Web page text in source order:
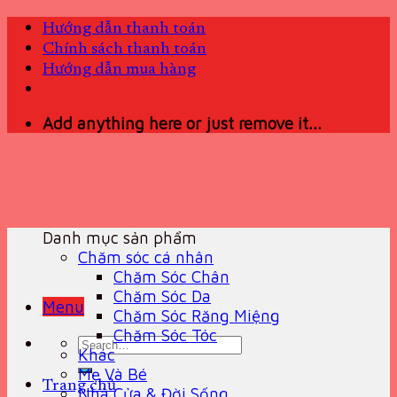
Skip
content
Hướng dẫn thanh toán
Chính sách thanh toán
Hướng dẫn mua hàng
Add anything here or just remove it...
Menu
Search
for:
Trang chủ
Danh mục sản phẩm
Chăm sóc cá nhân
Chăm Sóc Chân
Chăm Sóc Da
Chăm Sóc Răng Miệng
Chăm Sóc Tóc
Khác
Mẹ Và Bé